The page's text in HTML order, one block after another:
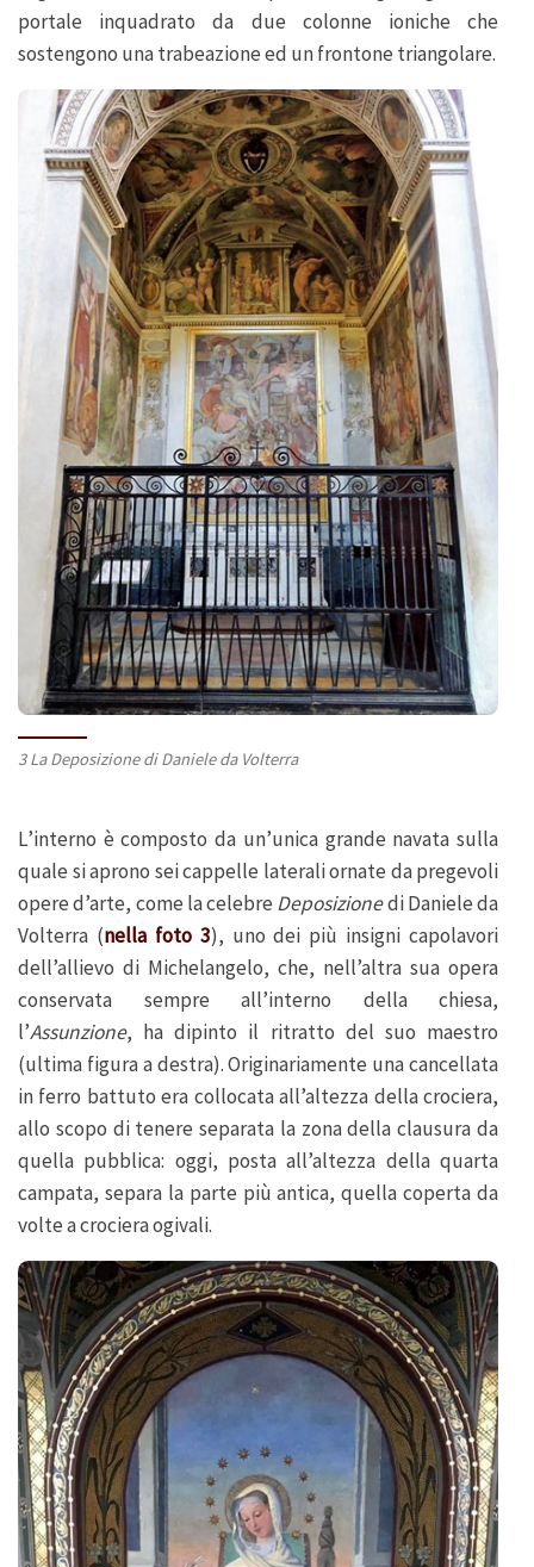
portale inquadrato da due colonne ioniche che
sostengono una trabeazione ed un frontone triangolare.
3 La Deposizione di Daniele da Volterra
L’interno è composto da un’unica grande navata sulla
quale si aprono sei cappelle laterali ornate da pregevoli
opere d’arte, come la celebreDeposizionedi Daniele da
Volterra (nella foto 3), uno dei più insigni capolavori
dell’allievo di Michelangelo, che, nell’altra sua opera
conservata sempre all’interno della chiesa,
l’Assunzione, ha dipinto il ritratto del suo maestro
(ultima figura a destra). Originariamente una cancellata
in ferro battuto era collocata all’altezza della crociera,
allo scopo di tenere separata la zona della clausura da
quella pubblica: oggi, posta all’altezza della quarta
campata, separa la parte più antica, quella coperta da
volte a crociera ogivali.